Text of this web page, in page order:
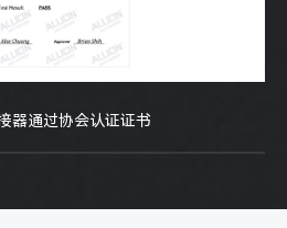
器通过协会认证证书